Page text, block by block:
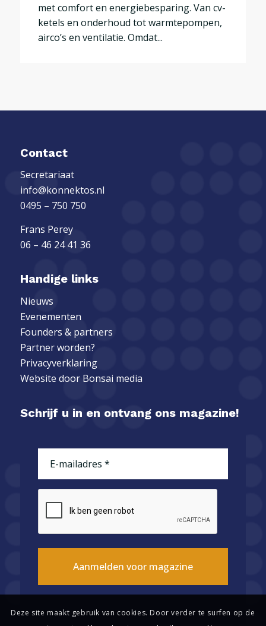
met comfort en energiebesparing. Van cv-
ketels en onderhoud tot warmtepompen,
airco’s en ventilatie. Omdat...
Contact
Secretariaat
info@konnektos.nl
0495 – 750 750
Frans Perey
06 – 46 24 41 36
Handige links
Nieuws
Evenementen
Founders & partners
Partner worden?
Privacyverklaring
Website door Bonsai media
Schrijf u in en ontvang ons magazine!
mailadres
(Vereist)
Deze site maakt gebruik van cookies. Door verder te surfen op de